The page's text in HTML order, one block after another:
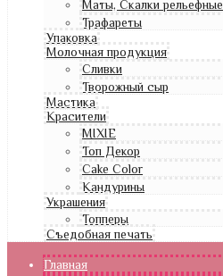
Маты, Скалки рельефные
Трафареты
Упаковка
Молочная продукция
Сливки
Творожный сыр
Мастика
Красители
MIXIE
Топ Декор
Cake Color
Кандурины
Украшения
Топперы
Съедобная печать
Главная